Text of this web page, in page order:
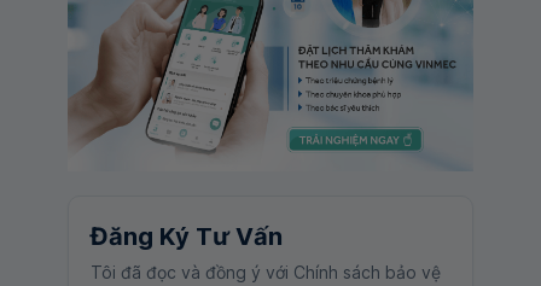
Đăng Ký Tư Vấn
Tôi đã đọc và đồng ý với Chính sách bảo vệ